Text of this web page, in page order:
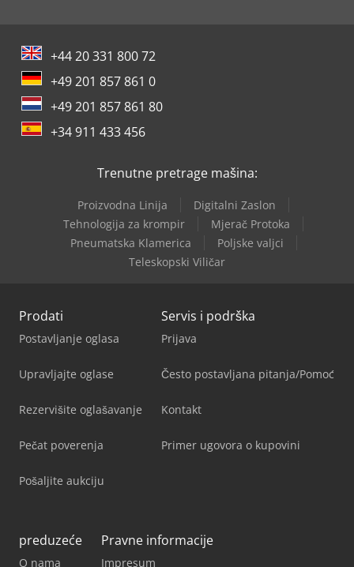
+44 20 331 800 72
+49 201 857 861 0
+49 201 857 861 80
+34 911 433 456
Trenutne pretrage mašina:
Proizvodna Linija
Digitalni Zaslon
Tehnologija za krompir
Mjerač Protoka
Pneumatska Klamerica
Poljske valjci
Teleskopski Viličar
Prodati
Postavljanje oglasa
Upravljajte oglase
Rezervišite oglašavanje
Pečat poverenja
Pošaljite aukciju
Servis i podrška
Prijava
Često postavljana pitanja/Pomoć
Kontakt
Primer ugovora o kupovini
preduzeće
O nama
Pravne informacije
Impresum